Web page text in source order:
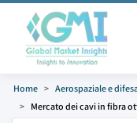
Home Aerospaziale e
Mercato dei cavi in ​​fibra